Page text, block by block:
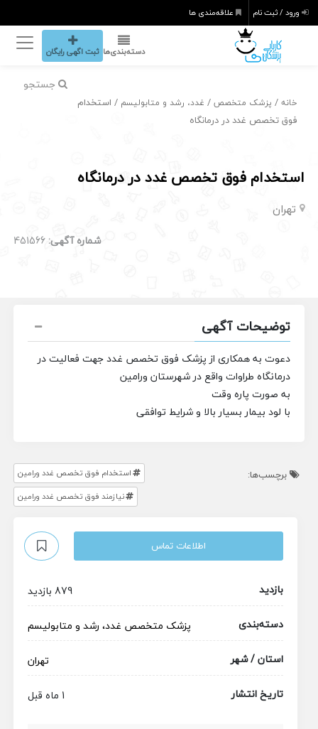
ورود / ثبت نام علاقه‌مندی ها
دسته‌بندی‌ها ثبت اگهی رایگان
جستجو
خانه / پزشک متخصص / غدد، رشد و متابولیسم / استخدام
فوق تخصص غدد در درمانگاه
استخدام فوق تخصص غدد در درمانگاه
تهران
شماره آگهی: 451566
توضیحات آگهی
دعوت به همکاری از پزشک فوق تخصص غددجهت فعالیت در
درمانگاه طراوات واقع در شهرستان ورامین
به صورت پاره وقت
با لود بیمار بسیار بالا و شرایط توافقی
برچسب‌ها:
استخدام فوق تخصص غدد ورامین
نیازمند فوق تخصص غدد ورامین
اطلاعات تماس
بازدید
879 بازدید
دسته‌بندی
پزشک متخصص غدد، رشد و متابولیسم
استان / شهر
تهران
تاریخ انتشار
1 ماه قبل